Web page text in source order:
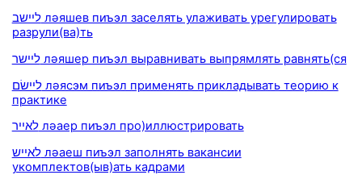
ליישב ләяшев пиъэл заселять улаживать урегулировать
разрули(ва)ть
ליישר ләяшер пиъэл выравнивать выпрямлять равнять(ся
ליישׂם ләясэм пиъэл применять прикладывать теорию к
практике
לאייר ләаер пиъэл про)иллюстрировать
לאייש ләаеш пиъэл заполнять вакансии
укомплектов(ыв)ать кадрами